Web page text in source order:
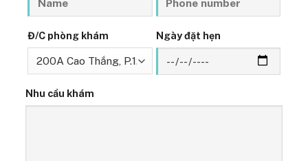
Đ/C phòng khám Ngày đặt hẹn
Nhu cầu khám